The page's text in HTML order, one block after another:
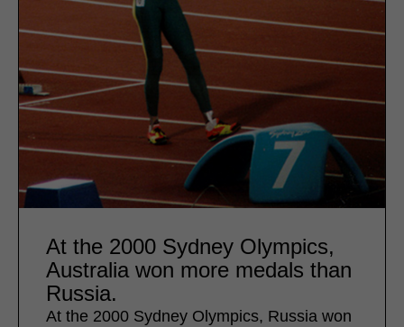
At the 2000 Sydney Olympics,
Australia won more medals than
Russia.
At the 2000 Sydney Olympics, Russia won